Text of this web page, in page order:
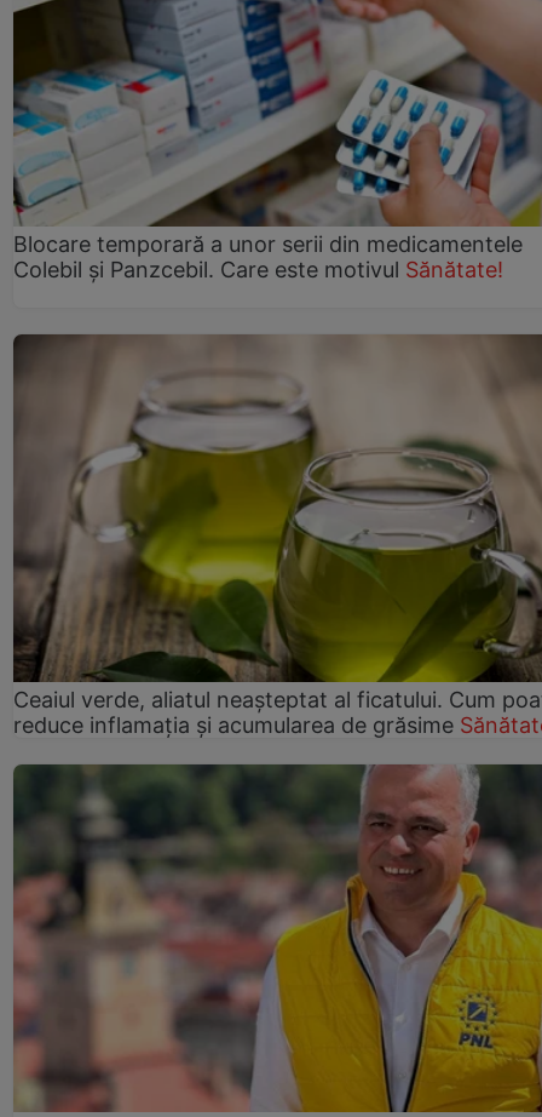
Blocare temporară a unor serii din medicamentele
Colebil și Panzcebil. Care este motivul Sănătate!
Ceaiul verde, aliatul neașteptat al ficatului. Cum
reduce inflamația și acumularea de grăsime